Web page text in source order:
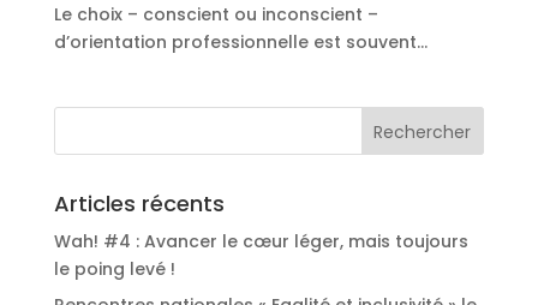
Le choix – conscient ou inconscient –
d’orientation professionnelle est souvent...
Articles récents
Wah! #4 : Avancer le cœur léger, mais toujours
le poing levé !